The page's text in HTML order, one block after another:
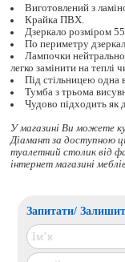
Виготовлений з
Крайка ПВХ.
Дзеркало розміром
По периметру
Лампочки
легко замінити на теплі
Під стільницею одна
Тумба з трьома
Чудово підходить як
У магазині Ви можете
Діамант за доступною
туалетний столиквід
інтернет магазині
Запитати/